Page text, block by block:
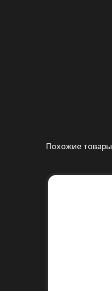
Похожие товары